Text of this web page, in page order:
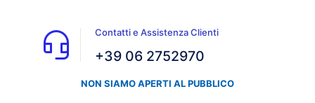
Contatti e Assistenza Clienti
+39 06 2752970
NON SIAMO APERTI AL PUBBLICO